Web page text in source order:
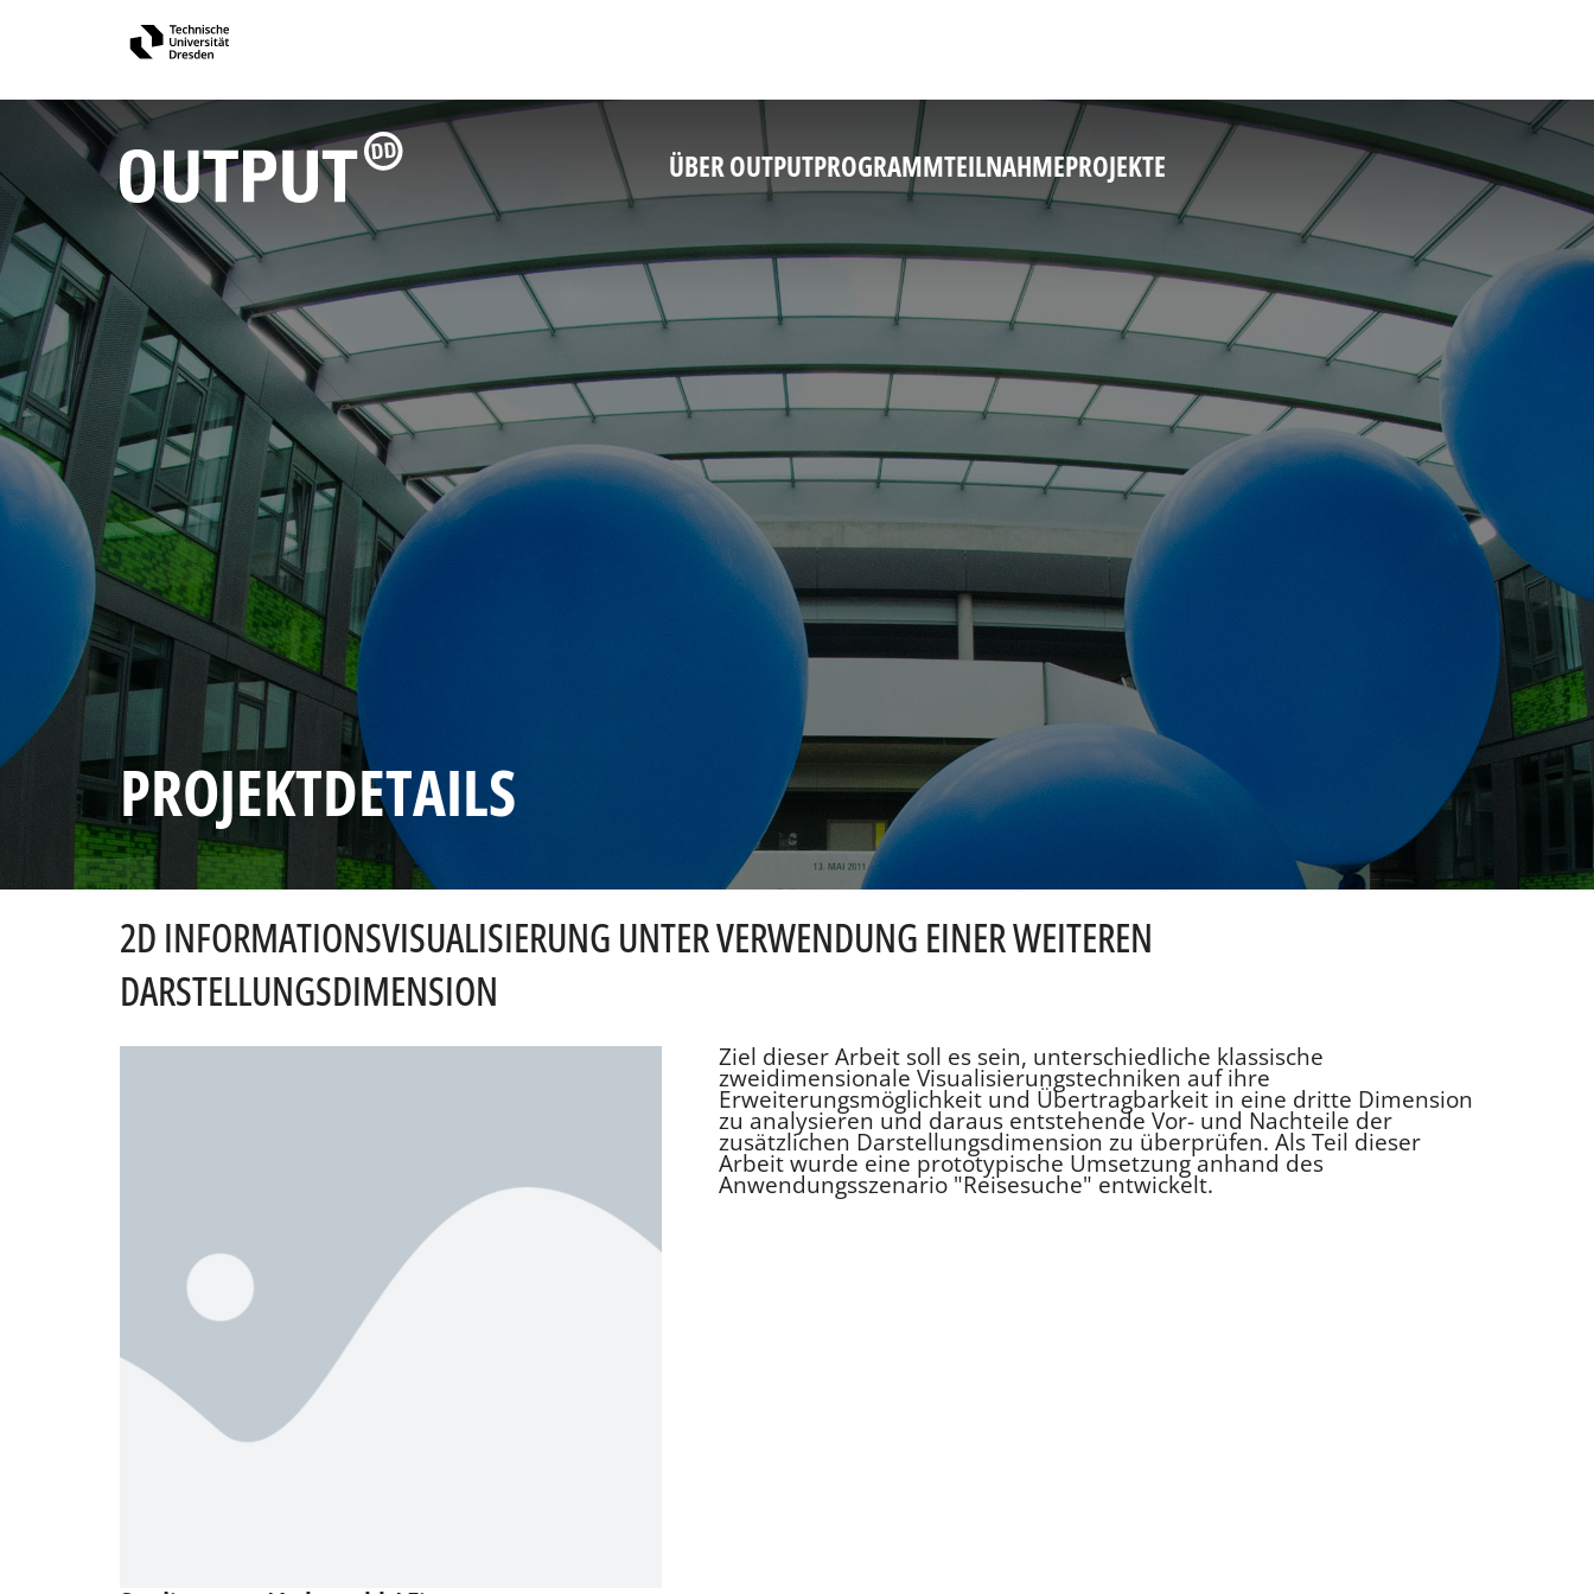
ÜBER OUTPUTPROGRAMMTEILNAHMEPROJEKTE
PROJEKTDETAILS
2D INFORMATIONSVISUALISIERUNG UNTER VERWENDUNG EINER WEITEREN
DARSTELLUNGSDIMENSION
Ziel dieser Arbeit soll es sein, unterschiedliche klassische
zweidimensionale Visualisierungstechniken auf ihre
Erweiterungsmöglichkeit und Übertragbarkeit in eine dritte Dimension
zu analysieren und daraus entstehende Vor- und Nachteile der
zusätzlichen Darstellungsdimension zu überprüfen. Als Teil dieser
Arbeit wurde eine prototypische Umsetzung anhand des
Anwendungsszenario "Reisesuche" entwickelt.